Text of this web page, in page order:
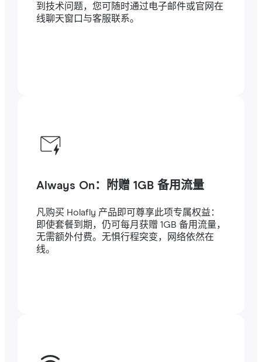
到技术问题，您可随时通过电子邮件或官网在
线聊天窗口与客服联系。
Always On：附赠 1GB 备用流量
凡购买 Holafly 产品即可尊享此项专属权益：
即使套餐到期，仍可每月获赠 1GB 备用流量，
无需额外付费。无惧行程突变，网络依然在
线。